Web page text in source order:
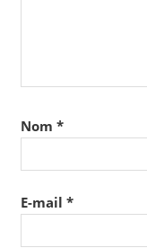
Nom *
E-mail *